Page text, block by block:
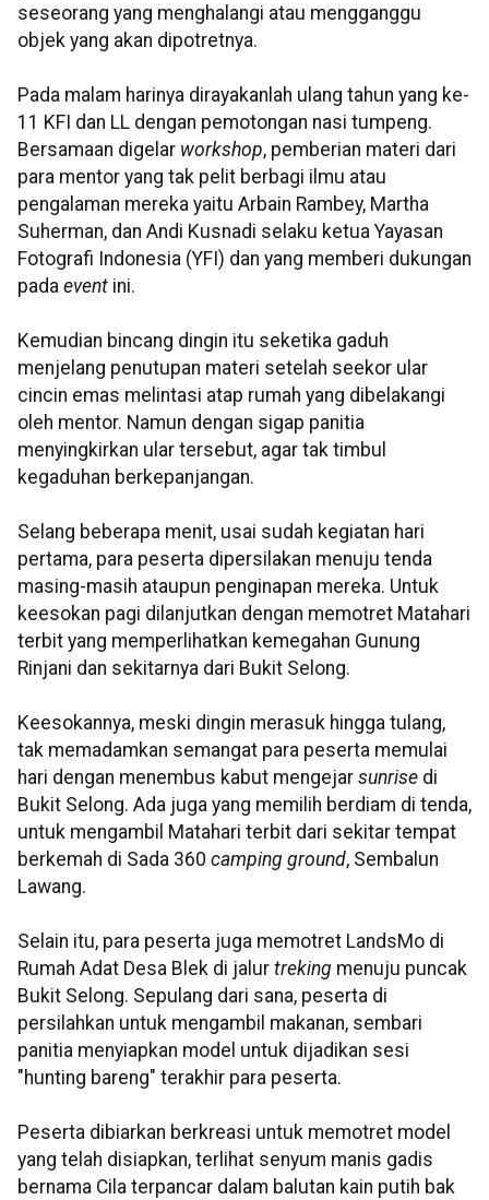
seseorang yang menghalangi atau mengganggu
objek yang akan dipotretnya.
Pada malam harinya dirayakanlah ulang tahun yang ke-
11 KFI dan LL dengan pemotongan nasi tumpeng.
Bersamaan digelar workshop, pemberian materi dari
para mentor yang tak pelit berbagi ilmu atau
pengalaman mereka yaitu Arbain Rambey, Martha
Suherman, dan Andi Kusnadi selaku ketua Yayasan
Fotografi Indonesia (YFI) dan yang memberi dukungan
pada event ini.
Kemudian bincang dingin itu seketika gaduh
menjelang penutupan materi setelah seekor ular
cincin emas melintasi atap rumah yang dibelakangi
oleh mentor. Namun dengan sigap panitia
menyingkirkan ular tersebut, agar tak timbul
kegaduhan berkepanjangan.
Selang beberapa menit, usai sudah kegiatan hari
pertama, para peserta dipersilakan menuju tenda
masing-masih ataupun penginapan mereka. Untuk
keesokan pagi dilanjutkan dengan memotret Matahari
terbit yang memperlihatkan kemegahan Gunung
Rinjani dan sekitarnya dari Bukit Selong.
Keesokannya, meski dingin merasuk hingga tulang,
tak memadamkan semangat para peserta memulai
hari dengan menembus kabut mengejar sunrise di
Bukit Selong. Ada juga yang memilih berdiam di tenda,
untuk mengambil Matahari terbit dari sekitar tempat
berkemah di Sada 360 camping ground, Sembalun
Lawang.
Selain itu, para peserta juga memotret LandsMo di
Rumah Adat Desa Blek di jalur treking menuju puncak
Bukit Selong. Sepulang dari sana, peserta di
persilahkan untuk mengambil makanan, sembari
panitia menyiapkan model untuk dijadikan sesi
"hunting bareng" terakhir para peserta.
Peserta dibiarkan berkreasi untuk memotret model
yang telah disiapkan, terlihat senyum manis gadis
bernama Cila terpancar dalam balutan kain putih bak